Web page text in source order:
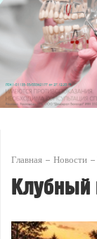
Главная Новости
Клубный